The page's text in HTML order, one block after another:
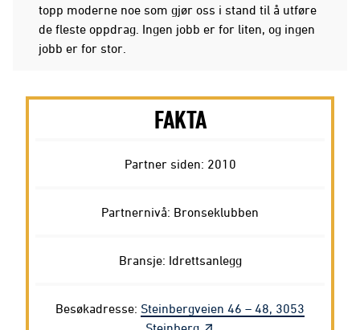
topp moderne noe som gjør oss i stand til å utføre
de fleste oppdrag. Ingen jobb er for liten, og ingen
jobb er for stor.
FAKTA
Partner siden: 2010
Partnernivå: Bronseklubben
Bransje: Idrettsanlegg
Besøkadresse: Steinbergveien 46 – 48, 3053